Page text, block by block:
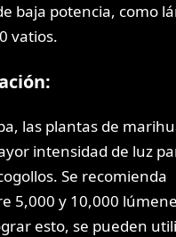
baja potencia, como
vatios.
las plantas de
intensidad de luz
Se recomienda
5,000 y 10,000
esto, se pueden